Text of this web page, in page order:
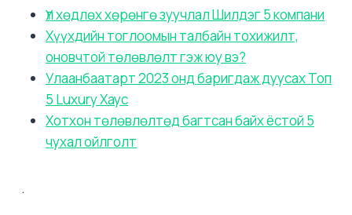
Үл хөдлөх хөрөнгө зуучлал Шилдэг 5 компани
Хүүхдийн тоглоомын талбайн тохижилт,
оновчтой төлөвлөлт гэж юу вэ?
Улаанбаатарт 2023 онд баригдаж дуусах Топ
5 Luxury Хаус
Хотхон төлөвлөлтөд багтсан байх ёстой 5
чухал ойлголт
.